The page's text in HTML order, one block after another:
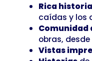
Rica historia
caídas y los
obras,
Vistas